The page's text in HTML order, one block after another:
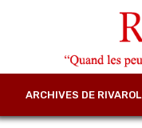
ARCHIVES DE RIVAROL